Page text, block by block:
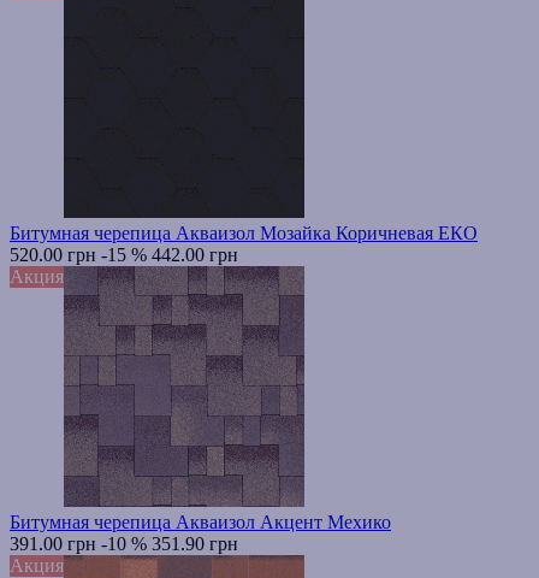
Битумная черепица Акваизол Мозайка Коричневая ЕКО
520.00 грн -15 % 442.00 грн
Акция
Битумная черепица Акваизол Акцент Мехико
391.00 грн -10 % 351.90 грн
Акция